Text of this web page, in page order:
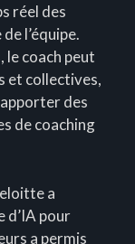
réel des
l’équipe.
le coach peut
et collectives,
des
de coaching
a
d’IA pour
a permis